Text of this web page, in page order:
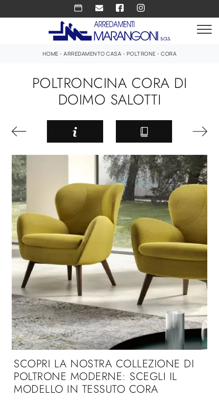
HOME -ARREDAMENTO CASA - POLTRONE -CORA
POLTRONCINA CORA DI
DOIMO SALOTTI
SCOPRI LA NOSTRA COLLEZIONE DI
POLTRONE MODERNE: SCEGLI IL
MODELLO IN TESSUTO CORA